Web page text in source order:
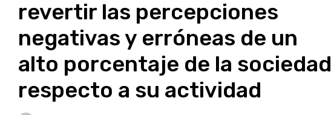
revertir las percepciones
negativas y erróneas de un
alto porcentaje de la sociedad
respecto a su actividad